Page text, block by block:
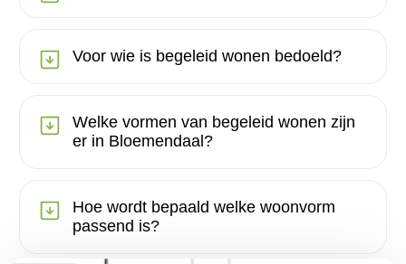
Voor wie is begeleid wonen bedoeld?
Welke vormen van begeleid wonen zijn
er in Bloemendaal?
Hoe wordt bepaald welke woonvorm
passend is?